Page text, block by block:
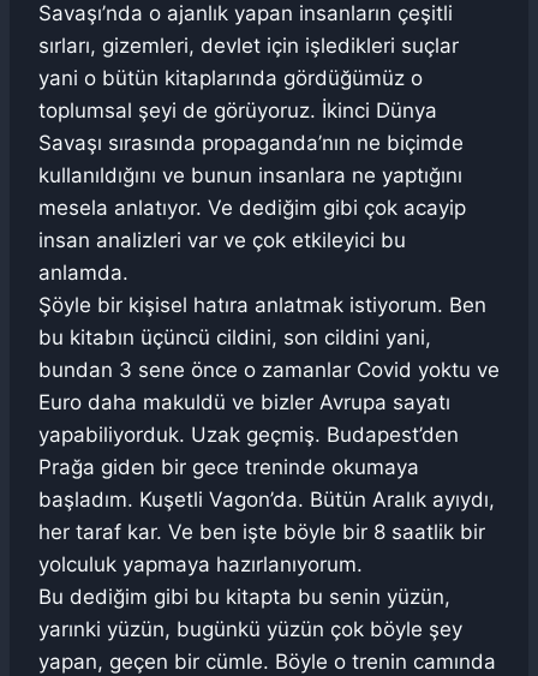
Savaşı’nda o ajanlık yapan insanların çeşitli
sırları, gizemleri, devlet için işledikleri suçlar
yani o bütün kitaplarında gördüğümüz o
toplumsal şeyi de görüyoruz. İkinci Dünya
Savaşı sırasında propaganda’nın ne biçimde
kullanıldığını ve bunun insanlara ne yaptığını
mesela anlatıyor. Ve dediğim gibi çok acayip
insan analizleri var ve çok etkileyici bu
anlamda.
Şöyle bir kişisel hatıra anlatmak istiyorum. Ben
bu kitabın üçüncü cildini, son cildini yani,
bundan 3 sene önce o zamanlar Covid yoktu ve
Euro daha makuldü ve bizler Avrupa sayatı
yapabiliyorduk. Uzak geçmiş. Budapest’den
Prağa giden bir gece treninde okumaya
başladım. Kuşetli Vagon’da. Bütün Aralık ayıydı,
her taraf kar. Ve ben işte böyle bir 8 saatlik bir
yolculuk yapmaya hazırlanıyorum.
Bu dediğim gibi bu kitapta bu senin yüzün,
yarınki yüzün, bugünkü yüzün çok böyle şey
yapan, geçen bir cümle. Böyle o trenin camında